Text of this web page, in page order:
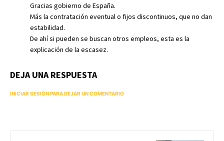
Gracias gobierno de España.
Más la contratación eventual o fijos discontinuos, que no dan
estabilidad.
De ahí si pueden se buscan otros empleos, esta es la
explicación de la escasez.
DEJA UNA RESPUESTA
INICIAR SESIÓN PARA DEJAR UN COMENTARIO